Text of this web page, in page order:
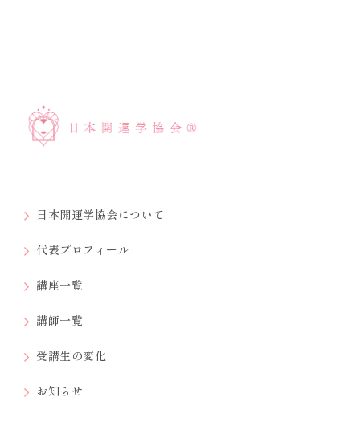
日本開運学協会について
代表プロフィール
講座一覧
講師一覧
受講生の変化
お知らせ